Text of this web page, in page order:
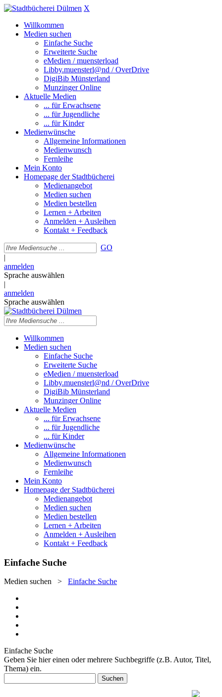
X
Willkommen
Medien suchen
Einfache Suche
Erweiterte Suche
eMedien / muensterload
Libby.muensterl@nd / OverDrive
DigiBib Münsterland
Munzinger Online
Aktuelle Medien
... für Erwachsene
... für Jugendliche
... für Kinder
Medienwünsche
Allgemeine Informationen
Medienwunsch
Fernleihe
Mein Konto
Homepage der Stadtbücherei
Medienangebot
Medien suchen
Medien bestellen
Lernen + Arbeiten
Anmelden + Ausleihen
Kontakt + Feedback
GO
|
anmelden
Sprache auswählen
|
anmelden
Sprache auswählen
Willkommen
Medien suchen
Einfache Suche
Erweiterte Suche
eMedien / muensterload
Libby.muensterl@nd / OverDrive
DigiBib Münsterland
Munzinger Online
Aktuelle Medien
... für Erwachsene
... für Jugendliche
... für Kinder
Medienwünsche
Allgemeine Informationen
Medienwunsch
Fernleihe
Mein Konto
Homepage der Stadtbücherei
Medienangebot
Medien suchen
Medien bestellen
Lernen + Arbeiten
Anmelden + Ausleihen
Kontakt + Feedback
Einfache Suche
Medien suchen > Einfache Suche
Einfache Suche
Geben Sie hier einen oder mehrere Suchbegriffe (z.B. Autor, Titel,
Thema) ein.